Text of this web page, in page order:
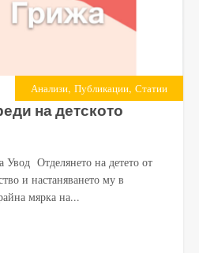
Анализи, Публикации, Статии
на детското
Отделянето на детето от
и настаняването му в
мярка на...